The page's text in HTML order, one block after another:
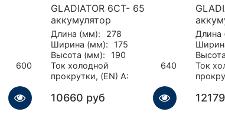
600
GLADIATOR 6CT- 65
аккумулятор
Длина (мм):
278
Ширина (мм):
175
Высота (мм):
190
Ток холодной
прокрутки, (EN) А:
640
10660 руб
Длина
Ток